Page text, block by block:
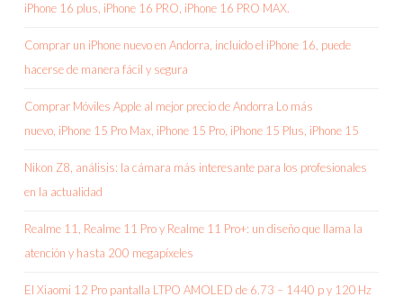
iPhone 16 plus, iPhone 16 PRO, iPhone 16 PRO MAX.
Comprar un iPhone nuevo en Andorra, incluido el iPhone 16, puede
hacerse de manera fácil y segura
Comprar Móviles Apple al mejor precio de Andorra Lo más
nuevo, iPhone 15 Pro Max, iPhone 15 Pro, iPhone 15 Plus, iPhone 15
Nikon Z8, análisis: la cámara más interesante para los profesionales
en la actualidad
Realme 11, Realme 11 Pro y Realme 11 Pro+: un diseño que llama la
atención y hasta 200 megapíxeles
El Xiaomi 12 Pro pantalla LTPO AMOLED de 6.73 – 1440 p y 120 Hz